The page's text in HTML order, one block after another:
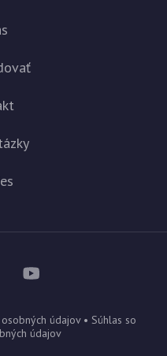
údajov• Súhlas so
údajov